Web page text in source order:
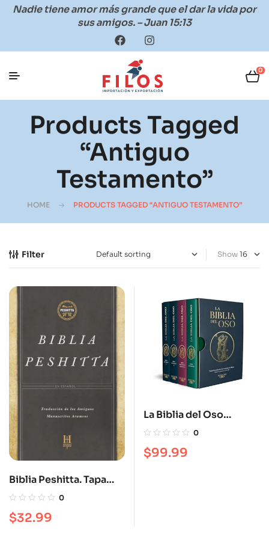
Nadie tiene amor más grande que el dar la vida por
sus amigos. – Juan 15:13
0
Products Tagged
“antiguo
Testamento”
HOME PRODUCTS TAGGED “ANTIGUO TESTAMENTO”
Filter Show
Biblia Peshitta. Tapa
dura
0
$32.99
La Biblia del Oso
Estuche
0
$99.99